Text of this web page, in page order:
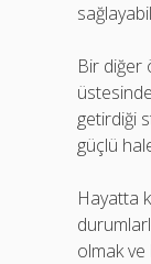
Bir diğer
getirdiği
güçlü
Hayatta
olmak ve